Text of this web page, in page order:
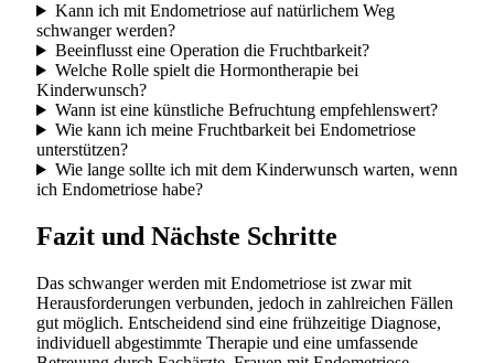
Kann ich mit Endometriose auf natürlichem Weg
schwanger werden?
Beeinflusst eine Operation die Fruchtbarkeit?
Welche Rolle spielt die Hormontherapie bei
Kinderwunsch?
Wann ist eine künstliche Befruchtung empfehlenswert?
Wie kann ich meine Fruchtbarkeit bei Endometriose
unterstützen?
Wie lange sollte ich mit dem Kinderwunsch warten, wenn
ich Endometriose habe?
Fazit und Nächste Schritte
Das schwanger werden mit Endometriose ist zwar mit
Herausforderungen verbunden, jedoch in zahlreichen Fällen
gut möglich. Entscheidend sind eine frühzeitige Diagnose,
individuell abgestimmte Therapie und eine umfassende